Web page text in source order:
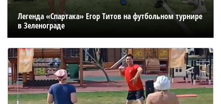
Легенда «Спартака» Егор Титов на футбольном турнире
в Зеленограде